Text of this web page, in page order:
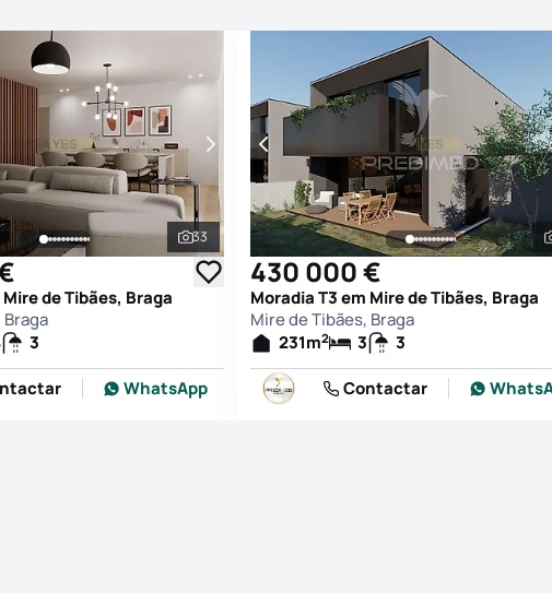
Ver todas as fotografias
33
de Tibães, Braga
3
WhatsApp
430 000 €
Moradia T3 em Mire de Tibães, Braga
Mire de Tibães, Braga
231m2 3
3
Contactar